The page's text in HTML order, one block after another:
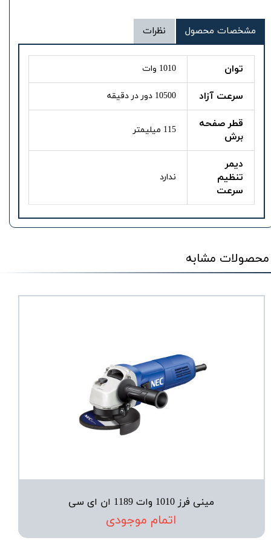
مشخصات محصول نظرات
توان 1010 وات
سرعت آزاد 10500 دور در دقیقه
قطر صفحه
برش
115 میلیمتر
دیمر
تنظیم
سرعت
ندارد
محصولات مشابه
مینی فرز 1010 وات 1189 ان ای سی
اتمام موجودی